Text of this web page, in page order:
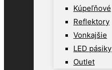
Kúpeľňové
Reflektory
Vonkajšie
LED pásiky
Outlet